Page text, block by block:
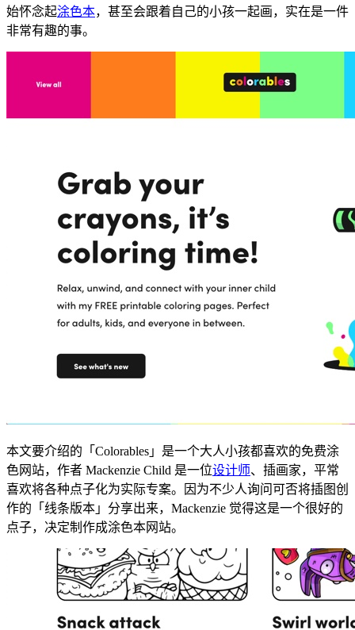
始怀念起涂色本，甚至会跟着自己的小孩一起画，实在是一件
非常有趣的事。
本文要介绍的「Colorables」是一个大人小孩都喜欢的免费涂
色网站，作者 Mackenzie Child 是一位设计师、插画家，平常
喜欢将各种点子化为实际专案。因为不少人询问可否将插图创
作的「线条版本」分享出来，Mackenzie 觉得这是一个很好的
点子，决定制作成涂色本网站。